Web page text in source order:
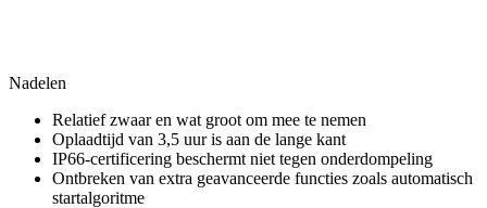
Nadelen
Relatief zwaar en wat groot om mee te nemen
Oplaadtijd van 3,5 uur is aan de lange kant
IP66-certificering beschermt niet tegen onderdompeling
Ontbreken van extra geavanceerde functies zoals automatisch
startalgoritme